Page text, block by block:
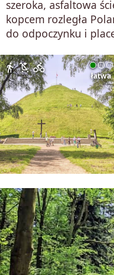
szeroka, asfaltowa
kopcem rozległa
do odpoczynku i
łatwa
directions_walk child_friendly directions_bike